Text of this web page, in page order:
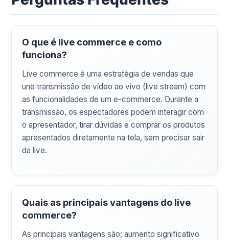
O que é live commerce e como
funciona?
Live commerce é uma estratégia de vendas que
une transmissão de vídeo ao vivo (live stream) com
as funcionalidades de um e-commerce. Durante a
transmissão, os espectadores podem interagir com
o apresentador, tirar dúvidas e comprar os produtos
apresentados diretamente na tela, sem precisar sair
da live.
Quais as principais vantagens do live
commerce?
As principais vantagens são: aumento significativo